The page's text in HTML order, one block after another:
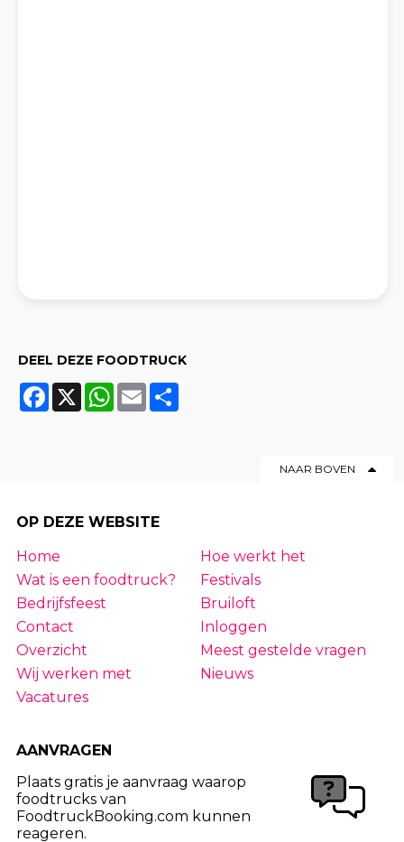
DEEL DEZE FOODTRUCK
Facebook
X WhatsApp
Email
NAAR BOVEN
OP DEZE WEBSITE
Home
Hoe werkt het
Wat is een foodtruck?
Festivals
Bedrijfsfeest
Bruiloft
Contact
Inloggen
Overzicht
Meest gestelde vragen
Wij werken met
Nieuws
Vacatures
AANVRAGEN
Plaats gratis je aanvraag waarop
foodtrucks van
FoodtruckBooking.com kunnen
reageren.